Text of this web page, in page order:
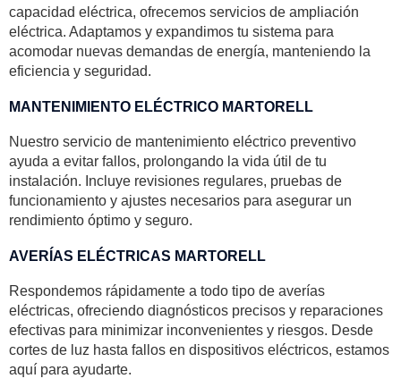
capacidad eléctrica, ofrecemos servicios de ampliación
eléctrica. Adaptamos y expandimos tu sistema para
acomodar nuevas demandas de energía, manteniendo la
eficiencia y seguridad.
MANTENIMIENTO ELÉCTRICO MARTORELL
Nuestro servicio de mantenimiento eléctrico preventivo
ayuda a evitar fallos, prolongando la vida útil de tu
instalación. Incluye revisiones regulares, pruebas de
funcionamiento y ajustes necesarios para asegurar un
rendimiento óptimo y seguro.
AVERÍAS ELÉCTRICAS MARTORELL
Respondemos rápidamente a todo tipo de averías
eléctricas, ofreciendo diagnósticos precisos y reparaciones
efectivas para minimizar inconvenientes y riesgos. Desde
cortes de luz hasta fallos en dispositivos eléctricos, estamos
aquí para ayudarte.